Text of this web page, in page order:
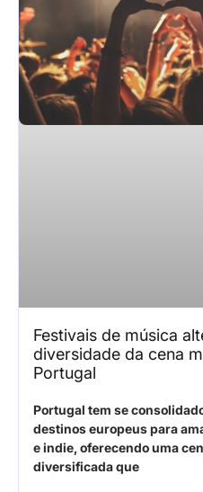
Festivais de música
diversidade da cena
Portugal
Portugal tem se
destinos europeus para
e indie, oferecendo uma
diversificada que